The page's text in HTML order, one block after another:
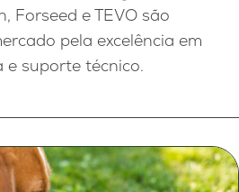
Forseed e TEVO são
pela excelência em
suporte técnico.